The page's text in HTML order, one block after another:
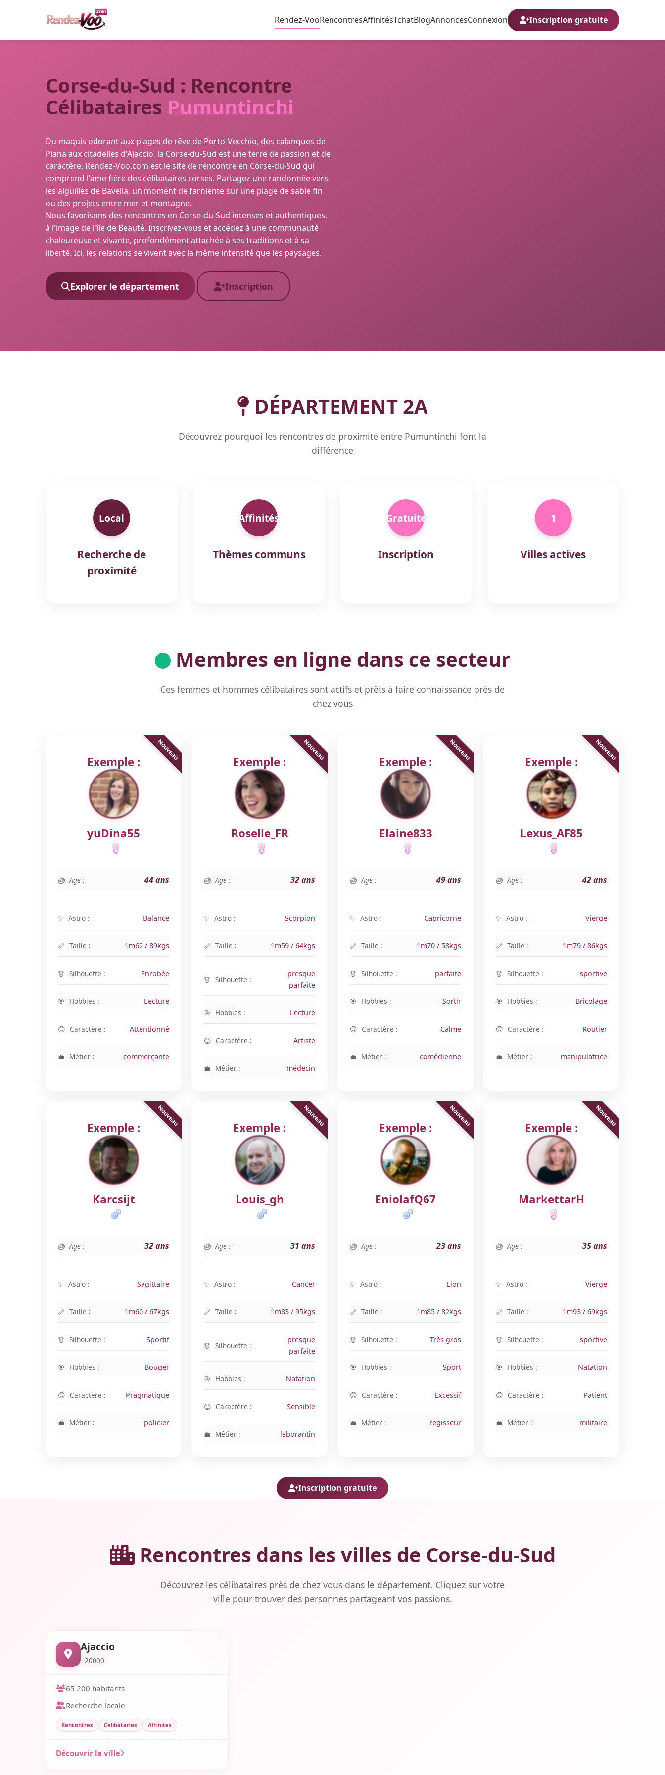
Rendez-VooRencontresAffinitésTchatBlogAnnoncesConnexion Inscription gratuite
Corse-du-Sud : Rencontre
Célibataires Pumuntinchi
Du maquis odorant aux plages de rêve de Porto-Vecchio, des calanques de
Piana aux citadelles d'Ajaccio, la Corse-du-Sud est une terre de passion et de
caractère. Rendez-Voo.com est le site de rencontre en Corse-du-Sud qui
comprend l'âme fière des célibataires corses. Partagez une randonnée vers
les aiguilles de Bavella, un moment de farniente sur une plage de sable fin
ou des projets entre mer et montagne.
Nous favorisons des rencontres en Corse-du-Sud intenses et authentiques,
à l'image de l'île de Beauté. Inscrivez-vous et accédez à une communauté
chaleureuse et vivante, profondément attachée à ses traditions et à sa
liberté. Ici, les relations se vivent avec la même intensité que les paysages.
Explorer le département Inscription
DÉPARTEMENT 2A
Découvrez pourquoi les rencontres de proximité entre Pumuntinchi font la
différence
Local
Recherche de
proximité
Affinités
Thèmes communs
Gratuite
Inscription
1
Villes actives
Membres en ligne dans ce secteur
Ces femmes et hommes célibataires sont actifs et prêts à faire connaissance près de
chez vous
Exemple :
yuDina55
Age : 44 ans
Astro : Balance
Taille : 1m62 / 89kgs
Silhouette : Enrobée
Hobbies : Lecture
Caractère : Attentionné
Métier : commerçante
Exemple :
Roselle_FR
Age : 32 ans
Astro : Scorpion
Taille : 1m59 / 64kgs
Silhouette :
presque
parfaite
Hobbies : Lecture
Caractère : Artiste
Métier : médecin
Exemple :
Elaine833
Age : 49 ans
Astro : Capricorne
Taille : 1m70 / 58kgs
Silhouette : parfaite
Hobbies : Sortir
Caractère : Calme
Métier : comédienne
Exemple :
Lexus_AF85
Age : 42 ans
Astro : Vierge
Taille : 1m79 / 86kgs
Silhouette : sportive
Hobbies : Bricolage
Caractère : Routier
Métier : manipulatrice
Exemple :
Karcsijt
Age : 32 ans
Astro : Sagittaire
Taille : 1m60 / 67kgs
Silhouette : Sportif
Hobbies : Bouger
Caractère : Pragmatique
Métier : policier
Exemple :
Louis_gh
Age : 31 ans
Astro : Cancer
Taille : 1m83 / 95kgs
Silhouette :
presque
parfaite
Hobbies : Natation
Caractère : Sensible
Métier : laborantin
Exemple :
EniolafQ67
Age : 23 ans
Astro : Lion
Taille : 1m85 / 82kgs
Silhouette : Très gros
Hobbies : Sport
Caractère : Excessif
Métier : regisseur
Exemple :
MarkettarH
Age : 35 ans
Astro : Vierge
Taille : 1m93 / 69kgs
Silhouette : sportive
Hobbies : Natation
Caractère : Patient
Métier : militaire
Inscription gratuite
Rencontres dans les villes de Corse-du-Sud
Découvrez les célibataires près de chez vous dans le département. Cliquez sur votre
ville pour trouver des personnes partageant vos passions.
Ajaccio
20000
65 200 habitants
Recherche locale
Rencontres Célibataires Affinités
Découvrir la ville